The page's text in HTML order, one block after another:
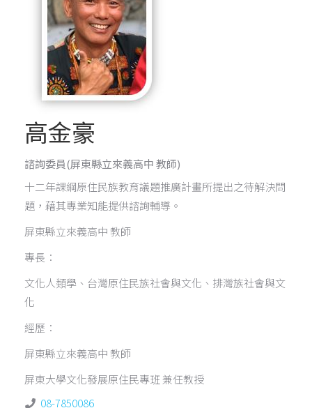
高金豪
諮詢委員(屏東縣立來義高中 教師)
十二年課綱原住民族教育議題推廣計畫所提出之待解決問
題，藉其專業知能提供諮詢輔導。
屏東縣立來義高中 教師
專長：
文化人類學、台灣原住民族社會與文化、排灣族社會與文
化
經歷：
屏東縣立來義高中 教師
屏東大學文化發展原住民專班 兼任教授
08-7850086